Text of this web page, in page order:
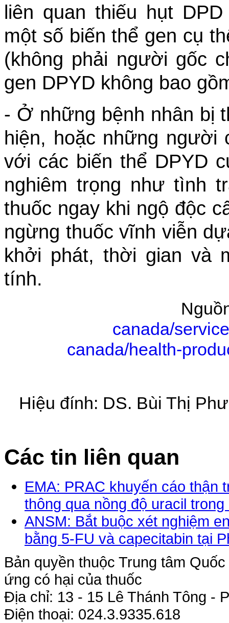
liên quan thiếu hụt
một số biến thể gen cụ
(không phải người gốc
gen DPYD không bao
- Ở những bệnh nhân bị
hiện, hoặc những người
với các biến thể DPYD
nghiêm trọng như tình
thuốc ngay khi ngộ độc
ngừng thuốc vĩnh viễn
khởi phát, thời gian và
tính.
canada/
canada/health-
Hiệu đính: DS. Bùi Thị
Các tin liên quan
EMA: PRAC khuyến cáo thận
thông qua nồng độ uracil
ANSM: Bắt buộc xét nghiệm
bằng 5-FU và capecitabin tại
Bản quyền thuộc Trung tâm
ứng có hại của thuốc
Địa chỉ: 13 - 15 Lê Thánh Tông -
Điện thoại: 024.3.9335.618